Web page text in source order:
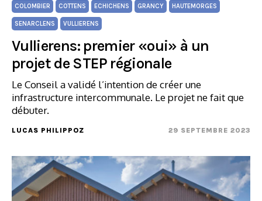
COLOMBIER COTTENS ECHICHENS GRANCY HAUTEMORGES
SENARCLENS VULLIERENS
Vullierens: premier «oui» à un
projet de STEP régionale
Le Conseil a validé l’intention de créer une
infrastructure intercommunale. Le projet ne fait que
débuter.
LUCAS PHILIPPOZ 29 SEPTEMBRE 2023